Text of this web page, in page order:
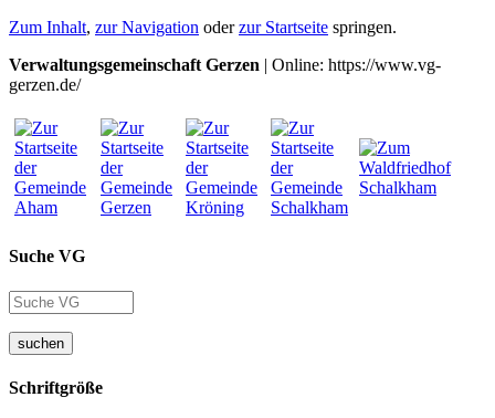
Zum Inhalt, zur Navigation oderzur Startseite springen.
Verwaltungsgemeinschaft Gerzen | Online: https://www.vg-
gerzen.de/
Suche VG
suchen
Schriftgröße